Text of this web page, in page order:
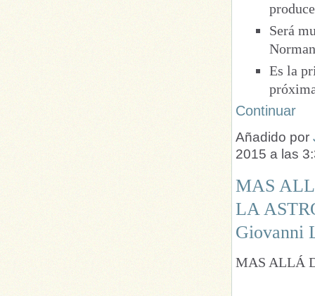
Será
Es la
Continuar
Añadido por
2015 a las
MAS
LA
Giovanni
MAS ALLÁ